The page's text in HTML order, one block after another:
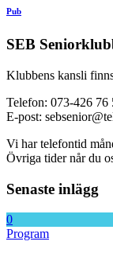
Pub
SEB
Klubbens kansli
Telefon: 073-426 76
E-post:
Vi har telefontid
Övriga tider når du
Senaste inlägg
0
Program